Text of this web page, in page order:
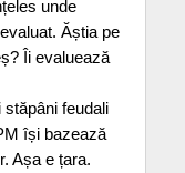
unde
Ăștia pe
Îi evaluează
feudali
își bazează
Așa e țara.